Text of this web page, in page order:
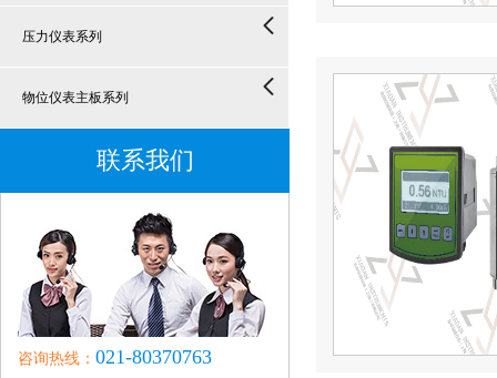
压力仪表系列
物位仪表主板系列
联系我们
咨询热线： 021-80370763